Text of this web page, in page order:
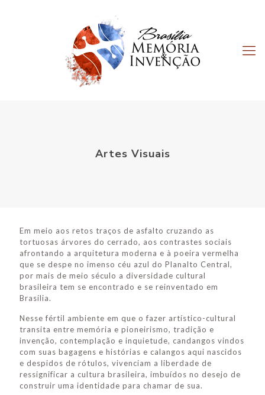
Artes Visuais
Em meio aos retos traços de asfalto cruzando as
tortuosas árvores do cerrado, aos contrastes sociais
afrontando a arquitetura moderna e à poeira vermelha
que se despe no imenso céu azul do Planalto Central,
por mais de meio século a diversidade cultural
brasileira tem se encontrado e se reinventado em
Brasília.
Nesse fértil ambiente em que o fazer artístico-cultural
transita entre memória e pioneirismo, tradição e
invenção, contemplação e inquietude, candangos vindos
com suas bagagens e histórias e calangos aqui nascidos
e despidos de rótulos, vivenciam a liberdade de
ressignificar a cultura brasileira, imbuídos no desejo de
construir uma identidade para chamar de sua.